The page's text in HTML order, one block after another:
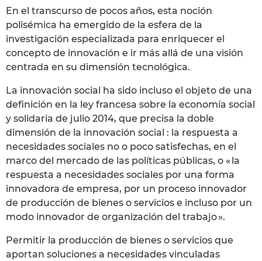
En el transcurso de pocos años, esta noción
polisémica ha emergido de la esfera de la
investigación especializada para enriquecer el
concepto de innovación e ir más allá de una visión
centrada en su dimensión tecnológica.
La innovación social ha sido incluso el objeto de una
definición en la ley francesa sobre la economía social
y solidaria de julio 2014, que precisa la doble
dimensión de la innovación social : la respuesta a
necesidades sociales no o poco satisfechas, en el
marco del mercado de las políticas públicas, o « la
respuesta a necesidades sociales por una forma
innovadora de empresa, por un proceso innovador
de producción de bienes o servicios e incluso por un
modo innovador de organización del trabajo ».
Permitir la producción de bienes o servicios que
aportan soluciones a necesidades vinculadas